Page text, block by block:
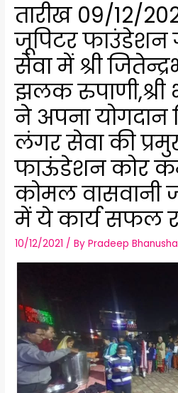
तारीख 09/12/
जूपिटर
सेवा में श्री
झलक रुपाणी,श्री
ने अपना योगदान
लंगर सेवा की
फाऊंडेशन कोर
कोमल वासवानी
में ये कार्य सफल
10/12/2021 / ByPradeep